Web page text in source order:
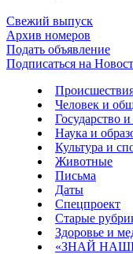
Свежий выпуск
Архив номеров
Подать объявление
Подписаться на
Человек и
Государство и
Наука и
Культура и
Животные
Письма
Даты
Спецпроект
Старые
Здоровье и
«ЗНАЙ